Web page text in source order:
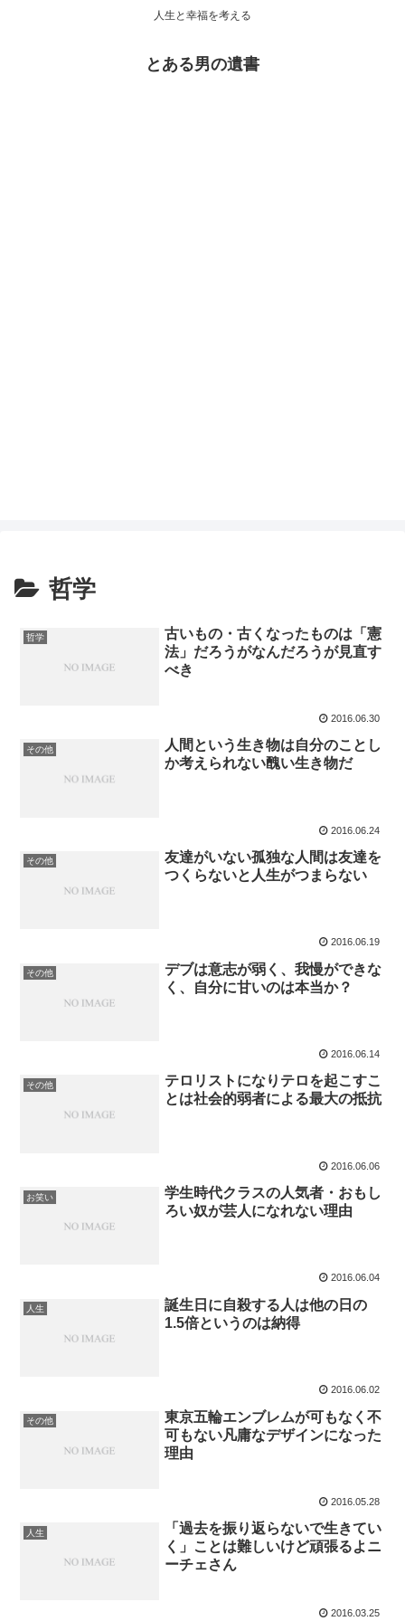
人生と幸福を考える
とある男の遺書
哲学
哲学
古いもの・古くなったものは「憲
法」だろうがなんだろうが見直す
べき
2016.06.30
その他
人間という生き物は自分のことし
か考えられない醜い生き物だ
2016.06.24
その他
友達がいない孤独な人間は友達を
つくらないと人生がつまらない
2016.06.19
その他
デブは意志が弱く、我慢ができな
く、自分に甘いのは本当か？
2016.06.14
その他
テロリストになりテロを起こすこ
とは社会的弱者による最大の抵抗
2016.06.06
お笑い
学生時代クラスの人気者・おもし
ろい奴が芸人になれない理由
2016.06.04
人生
誕生日に自殺する人は他の日の
1.5倍というのは納得
2016.06.02
その他
東京五輪エンブレムが可もなく不
可もない凡庸なデザインになった
理由
2016.05.28
人生
「過去を振り返らないで生きてい
く」ことは難しいけど頑張るよニ
ーチェさん
2016.03.25